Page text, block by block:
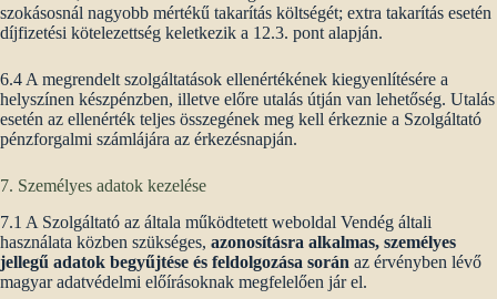
szokásosnál nagyobb mértékű takarítás költségét; extra takarítás esetén
díjfizetési kötelezettség keletkezik a 12.3. pont alapján.
6.4 A megrendelt szolgáltatások ellenértékének kiegyenlítésére a
helyszínen készpénzben, illetve előre utalás útján van lehetőség. Utalás
esetén az ellenérték teljes összegének meg kell érkeznie a Szolgáltató
pénzforgalmi számlájára az érkezésnapján.
7. Személyes adatok kezelése
7.1 A Szolgáltató az általa működtetett weboldal Vendég általi
használata közben szükséges, azonosításra alkalmas, személyes
jellegű adatok begyűjtése és feldolgozása során az érvényben lévő
magyar adatvédelmi előírásoknak megfelelően jár el.